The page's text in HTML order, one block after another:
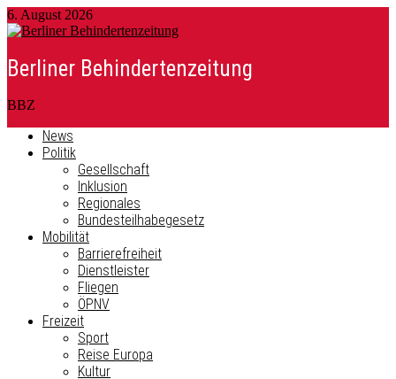
6. August 2026
Berliner Behindertenzeitung
BBZ
News
Politik
Gesellschaft
Inklusion
Regionales
Bundesteilhabegesetz
Mobilität
Barrierefreiheit
Dienstleister
Fliegen
ÖPNV
Freizeit
Sport
Reise Europa
Kultur